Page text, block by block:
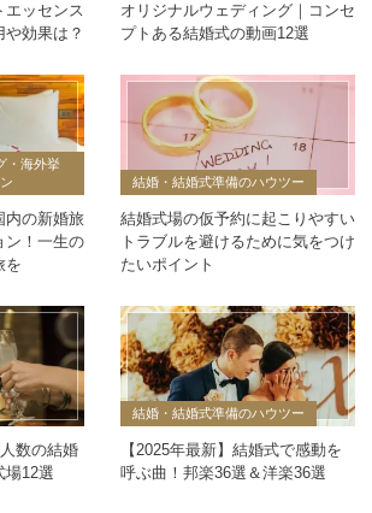
エッセンス
効果は？
オリジナルウェディング｜コンセ
プトある結婚式の動画12選
・海外挙
内の新婚旅
ン！一生の
を
結婚・結婚式準備のハウツー
結婚式場の仮予約に起こりやすい
トラブルを避けるために気をつけ
たいポイント
数の結婚
場12選
結婚・結婚式準備のハウツー
【2025年最新】結婚式で感動を
呼ぶ曲！邦楽36選＆洋楽36選